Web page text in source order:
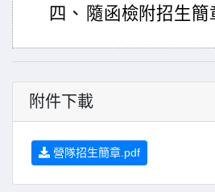
四、 隨函檢附招生簡
附件下載
營隊招生簡章.pdf